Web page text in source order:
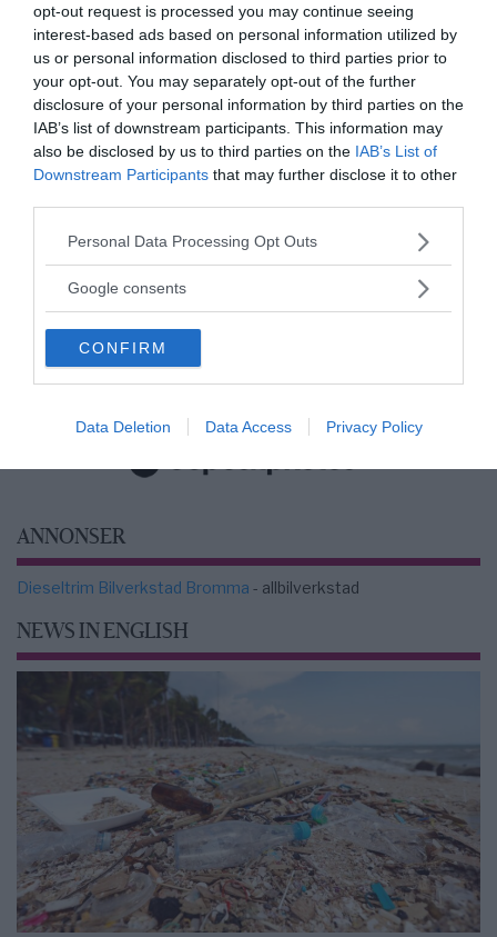
opt-out request is processed you may continue seeing
interest-based ads based on personal information utilized by
us or personal information disclosed to third parties prior to
your opt-out. You may separately opt-out of the further
disclosure of your personal information by third parties on the
IAB’s list of downstream participants. This information may
also be disclosed by us to third parties on the IAB’s List of
Downstream Participants that may further disclose it to other
Please note that this website/app uses one or more Google
not limited to your visit or usage behaviour. You may click to
use your data for below specified purposes in below Google
consent section.
Personal Data Processing Opt Outs
Google consents
CONFIRM
Data Deletion Data Access Privacy Policy
MEDIA PARTNERS
ANNONSER
Dieseltrim Bilverkstad Bromma - allbilverkstad
NEWS IN ENGLISH